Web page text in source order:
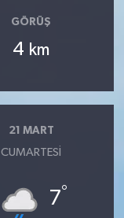
GÖRÜŞ
4 km
21 MART
CUMARTESI
7°